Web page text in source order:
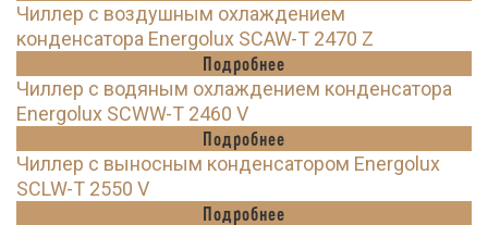
Чиллер с воздушным охлаждением
конденсатора Energolux SCAW-T 2470 Z
Подробнее
Чиллер с водяным охлаждением конденсатора
Energolux SCWW-T 2460 V
Подробнее
Чиллер с выносным конденсатором Energolux
SCLW-T 2550 V
Подробнее